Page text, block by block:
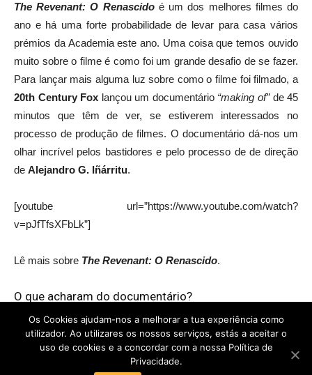
The Revenant: O Renascido é um dos melhores filmes do
ano e há uma forte probabilidade de levar para casa vários
prémios da Academia este ano. Uma coisa que temos ouvido
muito sobre o filme é comofoi um grande desafio de se fazer.
Para lançar mais alguma luz sobre como o filme foi filmado, a
20th Century Fox lançou um documentário “making of” de 45
minutos
que têm de ver, se estiverem interessados
no
processo de produção de filmes. O documentário dá-nos um
olhar incrível pelos bastidores e pelo processo de de direção
de Alejandro G. Iñárritu.
[youtube url=”https://www.youtube.com/watch?
v=pJfTfsXFbLk”]
Lê mais sobre The Revenant: O Renascido.
O que acharam do documentário?
POLÍTICA DE PRIVACIDADE TERMOS E CONDIÇÕES
Os Cookies ajudam-nos a melhorar a tua experiência como
utilizador. Ao utilizares os nossos serviços, estás a aceitar o
uso de cookies e a concordar com a nossa Política de
Privacidade.